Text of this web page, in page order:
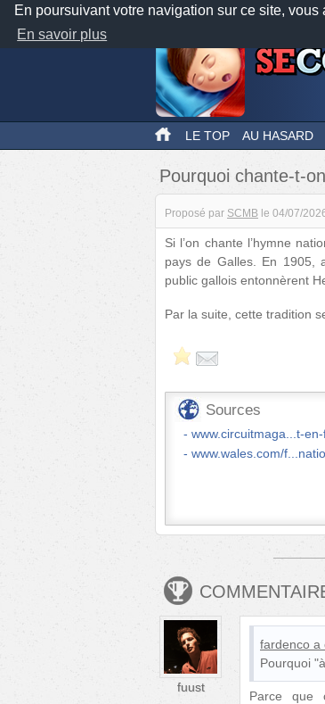
En poursuivant votre navigation sur ce site,
En savoir plus
LE TOP AU HASARD
Pourquoi chante-t-
Proposé par SCMB le 04/07/
Si l’on chante l’hymne
pays de Galles. En 1905,
public gallois entonnèrent
Par la suite, cette tradition
Sources
www.circuitmaga...t-
www.wales.com/
fuust
fardenco a
Pourquoi
Parce que